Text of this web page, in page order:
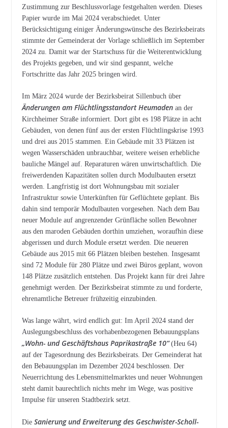
Zustimmung zur Beschlussvorlage festgehalten werden. Dieses
Papier wurde im Mai 2024 verabschiedet. Unter
Berücksichtigung einiger Änderungswünsche des Bezirksbeirats
stimmte der Gemeinderat der Vorlage schließlich im September
2024 zu. Damit war der Startschuss für die Weiterentwicklung
des Projekts gegeben, und wir sind gespannt, welche
Fortschritte das Jahr 2025 bringen wird.
Im März 2024 wurde der Bezirksbeirat Sillenbuch über
Änderungen am Flüchtlingsstandort Heumadenan der
Kirchheimer Straße informiert. Dort gibt es 198 Plätze in acht
Gebäuden, von denen fünf aus der ersten Flüchtlingskrise 1993
und drei aus 2015 stammen. Ein Gebäude mit 33 Plätzen ist
wegen Wasserschäden unbrauchbar, weitere weisen erhebliche
bauliche Mängel auf. Reparaturen wären unwirtschaftlich. Die
freiwerdenden Kapazitäten sollen durch Modulbauten ersetzt
werden. Langfristig ist dort Wohnungsbau mit sozialer
Infrastruktur sowie Unterkünften für Geflüchtete geplant. Bis
dahin sind temporär Modulbauten vorgesehen. Nach dem Bau
neuer Module auf angrenzender Grünfläche sollen Bewohner
aus den maroden Gebäuden dorthin umziehen, woraufhin diese
abgerissen und durch Module ersetzt werden. Die neueren
Gebäude aus 2015 mit 66 Plätzen bleiben bestehen. Insgesamt
sind 72 Module für 280 Plätze und zwei Büros geplant, wovon
148 Plätze zusätzlich entstehen. Das Projekt kann für drei Jahre
genehmigt werden. Der Bezirksbeirat stimmte zu und forderte,
ehrenamtliche Betreuer frühzeitig einzubinden.
Was lange währt, wird endlich gut: Im April 2024 stand der
Auslegungsbeschluss des vorhabenbezogenen Bebauungsplans
„Wohn- und Geschäftshaus Paprikastraße 10“(Heu 64)
auf der Tagesordnung des Bezirksbeirats. Der Gemeinderat hat
den Bebauungsplan im Dezember 2024 beschlossen. Der
Neuerrichtung des Lebensmittelmarktes und neuer Wohnungen
steht damit baurechtlich nichts mehr im Wege, was positive
Impulse für unseren Stadtbezirk setzt.
Die Sanierung und Erweiterung des Geschwister-Scholl-